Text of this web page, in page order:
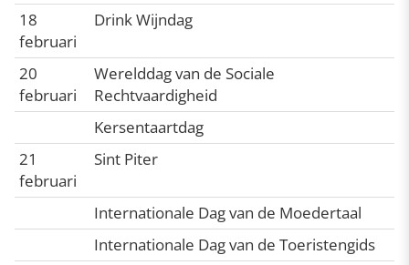
18
februari
Drink Wijndag
20
februari
Werelddag van de Sociale
Rechtvaardigheid
Kersentaartdag
21
februari
Sint Piter
Internationale Dag van de Moedertaal
Internationale Dag van de Toeristengids